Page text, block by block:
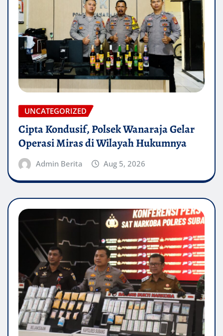
UNCATEGORIZED
Cipta Kondusif, Polsek Wanaraja Gelar
Operasi Miras di Wilayah Hukumnya
Admin Berita Aug 5, 2026